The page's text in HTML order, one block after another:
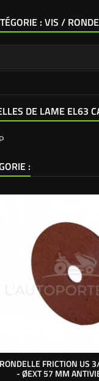
: VIS /
DE LAME EL63
:
RONDELLE FRICTION US
- ØEXT 57 MM